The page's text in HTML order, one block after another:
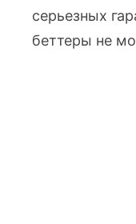
серьезных
беттеры не